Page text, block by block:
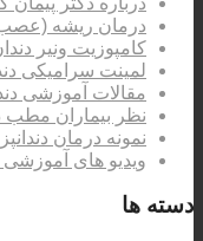
درمان ریشه
کامپوزیت ونیر
لمینت سرامیکی
مقالات آموزشی
نظر بیماران مطب
نمونه درمان
ویدیو های آموزشی
دسته ها